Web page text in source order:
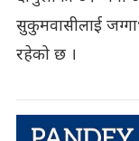
सुकुमवासीलाई
रहेको छ ।